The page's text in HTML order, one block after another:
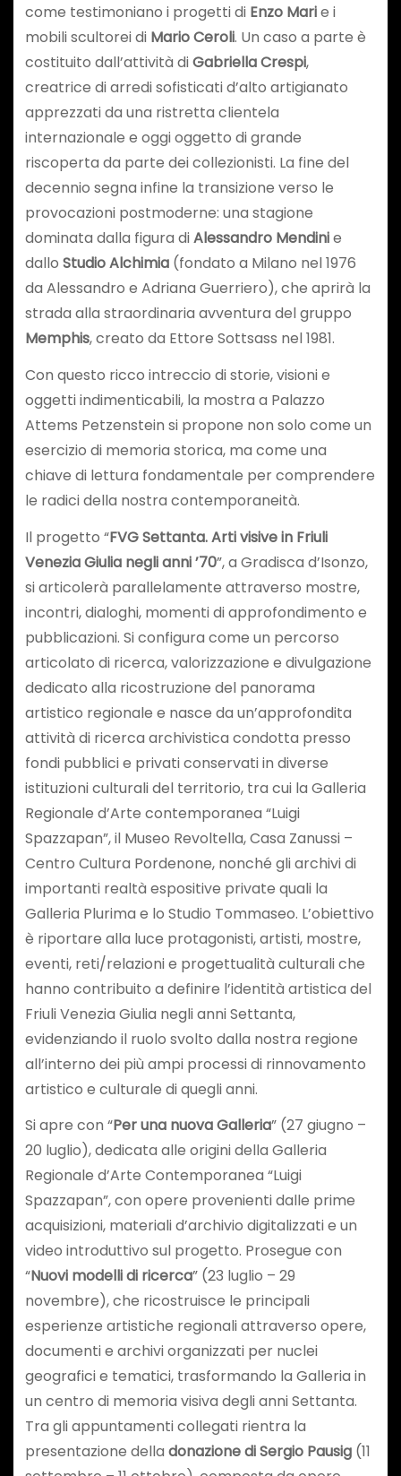
come testimoniano i progetti di Enzo Marie i
mobili scultorei di Mario Ceroli. Un caso a parte è
costituito dall’attività diGabriella Crespi,
creatrice di arredi sofisticati d’alto artigianato
apprezzati da una ristretta clientela
internazionale e oggi oggetto di grande
riscoperta da parte dei collezionisti. La fine del
decennio segna infine la transizione verso le
provocazioni postmoderne: una stagione
dominata dalla figura diAlessandro Mendinie
dallo Studio Alchimia(fondato a Milano nel 1976
da Alessandro e Adriana Guerriero), che aprirà la
strada alla straordinaria avventura del gruppo
Memphis, creato da Ettore Sottsass nel 1981.
Con questo ricco intreccio di storie, visioni e
oggetti indimenticabili, la mostra a Palazzo
Attems Petzenstein si propone non solo come un
esercizio di memoria storica, ma come una
chiave di lettura fondamentale per comprendere
le radici della nostra contemporaneità.
Il progetto “FVG Settanta. Arti visive in Friuli
Venezia Giulia negli anni ’70”, a Gradisca d’Isonzo,
si articolerà parallelamente attraverso mostre,
incontri, dialoghi, momenti di approfondimento e
pubblicazioni. Si configura come un percorso
articolato di ricerca, valorizzazione e divulgazione
dedicato alla ricostruzione del panorama
artistico regionale e nasce da un’approfondita
attività di ricerca archivistica condotta presso
fondi pubblici e privati conservati in diverse
istituzioni culturali del territorio, tra cui la Galleria
Regionale d’Arte contemporanea “Luigi
Spazzapan”, il Museo Revoltella, Casa Zanussi –
Centro Cultura Pordenone, nonché gli archivi di
importanti realtà espositive private quali la
Galleria Plurima e lo Studio Tommaseo. L’obiettivo
è riportare alla luce protagonisti, artisti, mostre,
eventi, reti/relazioni e progettualità culturali che
hanno contribuito a definire l’identità artistica del
Friuli Venezia Giulia negli anni Settanta,
evidenziando il ruolo svolto dalla nostra regione
all’interno dei più ampi processi di rinnovamento
artistico e culturale di quegli anni.
Si apre con “Per una nuova Galleria” (27 giugno –
20 luglio), dedicata alle origini della Galleria
Regionale d’Arte Contemporanea “Luigi
Spazzapan”, con opere provenienti dalle prime
acquisizioni, materiali d’archivio digitalizzati e un
video introduttivo sul progetto. Prosegue con
“Nuovi modelli di ricerca” (23 luglio – 29
novembre), che ricostruisce le principali
esperienze artistiche regionali attraverso opere,
documenti e archivi organizzati per nuclei
geografici e tematici, trasformando la Galleria in
un centro di memoria visiva degli anni Settanta.
Tra gli appuntamenti collegati rientra la
presentazione della donazione di Sergio Pausig(11